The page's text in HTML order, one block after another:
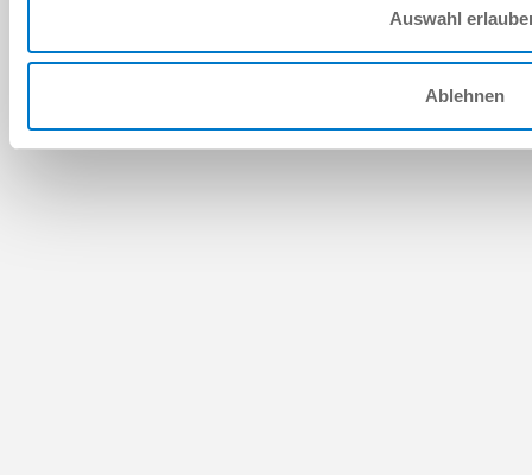
Auswahl
Ablehnen